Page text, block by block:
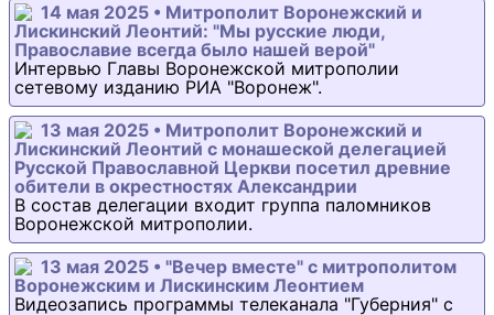
14 мая 2025 • Митрополит Воронежский и
Лискинский Леонтий: "Мы русские люди,
Православие всегда было нашей верой"
Интервью Главы Воронежской митрополии
сетевому изданию РИА "Воронеж".
13 мая 2025 • Митрополит Воронежский и
Лискинский Леонтий с монашеской делегацией
Русской Православной Церкви посетил древние
обители в окрестностях Александрии
В состав делегации входит группа паломников
Воронежской митрополии.
13 мая 2025 • "Вечер вместе" с митрополитом
Воронежским и Лискинским Леонтием
Видеозапись программы телеканала "Губерния" с